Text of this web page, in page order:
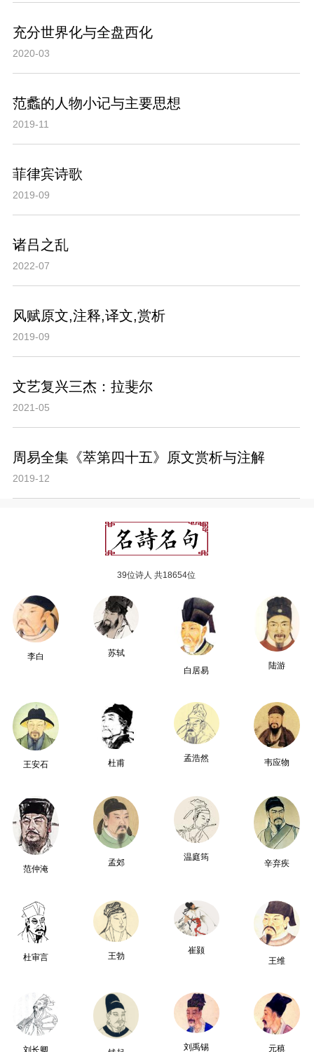
充分世界化与全盘西化
2020-03
范蠡的人物小记与主要思想
2019-11
菲律宾诗歌
2019-09
诸吕之乱
2022-07
风赋原文,注释,译文,赏析
2019-09
文艺复兴三杰：拉斐尔
2021-05
周易全集《萃第四十五》原文赏析与注解
2019-12
39位诗人 共18654位
李白
苏轼
白居易
陆游
王安石 杜甫
孟浩然 韦应物
范仲淹
孟郊
温庭筠
辛弃疾
杜审言 王勃
崔颢
王维
刘长卿 刘禹锡 元稹